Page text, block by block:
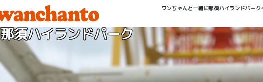
ワンちゃんと一緒に那須ハイランドパー
那須ハイランドパーク